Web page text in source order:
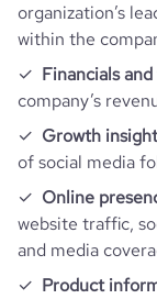
bounce_rate
pages_per_visit
organization’s
within the
Financials
company’s
Growth
of social media
Online
website traffic,
and media
Product